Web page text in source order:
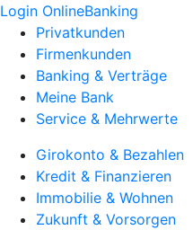
Login OnlineBanking
Privatkunden
Firmenkunden
Banking & Verträge
Meine Bank
Service & Mehrwerte
Girokonto & Bezahlen
Kredit & Finanzieren
Immobilie & Wohnen
Zukunft & Vorsorgen